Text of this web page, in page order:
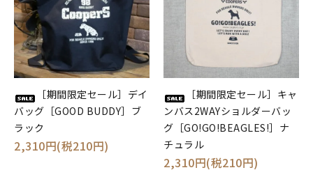
［期間限定セール］デイ
バッグ［GOOD BUDDY］ブ
ラック
2,310円(税210円)
［期間限定セール］キャ
ンバス2WAYショルダーバッ
グ［GO!GO!BEAGLES!］ナ
チュラル
2,310円(税210円)